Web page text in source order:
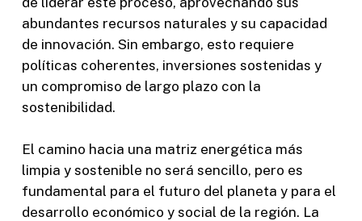
abundantes recursos naturales y su capacidad
de innovación. Sin embargo, esto requiere
políticas coherentes, inversiones sostenidas y
un compromiso de largo plazo con la
sostenibilidad.
El camino hacia una matriz energética más
limpia y sostenible no será sencillo, pero es
fundamental para el futuro del planeta y para el
desarrollo económico y social de la región. La